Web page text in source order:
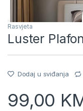
Rasvjeta
Luster
Dodaj u sviđanja
99,00